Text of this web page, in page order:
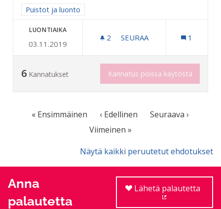
Rajaa tulokset aihepiirin mukaan: Puistot ja luonto
Puistot ja luonto
LUONTIAIKA
03.11.2019
2 2 SEURAAJAA
SEURAA 1
6 Kannatukset Kannatus poissa käytöstä
« Ensimmäinen ‹ Edellinen
Seuraava ›
Viimeinen »
Näytä kaikki peruutetut ehdotukset
Anna
palautetta
Lähetä palautetta